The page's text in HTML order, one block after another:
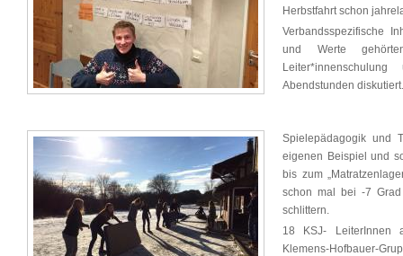
Herbstfahrt schon
Verbandsspezifische
und Werte
Abendstunden diskutiert.
Spielepädagogik und
eigenen Beispiel und
bis zum
schon mal bei -7
schlittern.
18 KSJ- LeiterInnen
Klemens-Hofbauer-